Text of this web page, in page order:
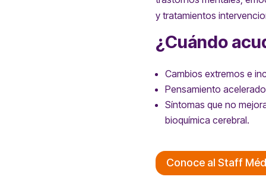
y tratamientos
¿Cuándo
Cambios extremos e
Pensamiento
Síntomas que no
bioquímica cerebral.
Conoce al Staff